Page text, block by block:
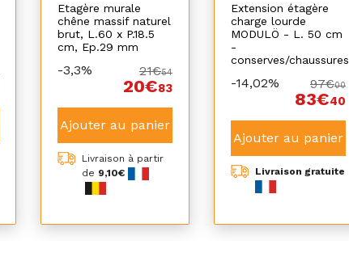
Etagère murale
chêne massif naturel
brut, L.60 x P.18.5
cm, Ep.29 mm
-3,3% 21€54
20€83
Ajouter au panier
Livraison à partir
de 9,10€
Extension étagère
charge lourde
MODULÖ - L. 50 cm
-
conserves/chaussures
-14,02% 97€00
83€40
Ajouter au panier
Livraison gratuite